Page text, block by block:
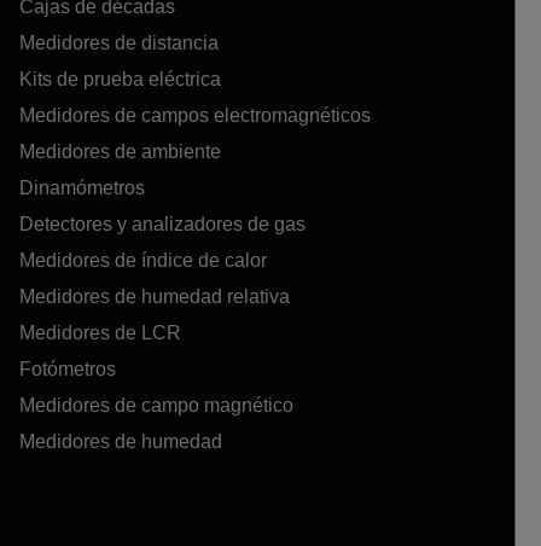
Cajas de décadas
Medidores de distancia
Kits de prueba eléctrica
Medidores de campos electromagnéticos
Medidores de ambiente
Dinamómetros
Detectores y analizadores de gas
Medidores de índice de calor
Medidores de humedad relativa
Medidores de LCR
Fotómetros
Medidores de campo magnético
Medidores de humedad